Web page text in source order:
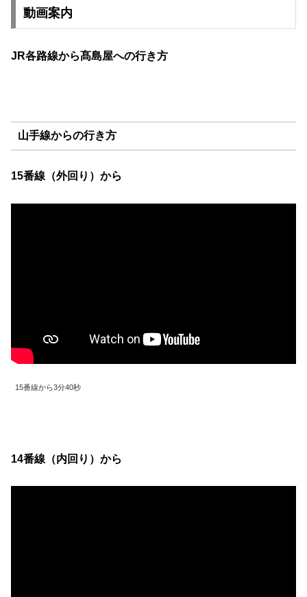
動画案内
JR各路線から髙島屋への行き方
山手線からの行き方
15番線（外回り）から
15番線から3分40秒
14番線（内回り）から